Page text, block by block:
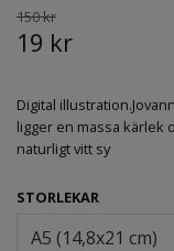
150 kr
19 kr
Digital
ligger en massa kärlek
naturligt vitt sy
STORLEKAR
A5 (14,8x21 cm)